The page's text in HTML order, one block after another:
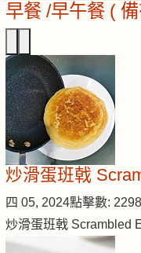
早餐 /早午餐 (
炒滑蛋班戟
四 05, 2024點擊數: 2298
炒滑蛋班戟 Scrambled